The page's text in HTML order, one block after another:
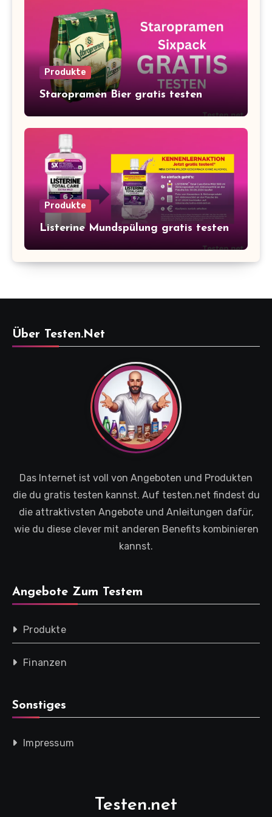
Produkte
Staropramen Bier gratis testen
Produkte
Listerine Mundspülung gratis testen
Über Testen.net
Das Internet ist voll von Angeboten und Produkten
die du gratis testen kannst. Auf testen.net findest du
die attraktivsten Angebote und Anleitungen dafür,
wie du diese clever mit anderen Benefits kombinieren
kannst.
Angebote Zum Testem
Produkte
Finanzen
Sonstiges
Impressum
Testen.net